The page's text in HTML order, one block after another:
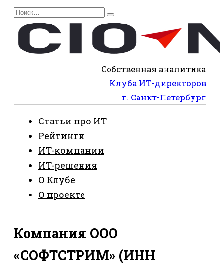
Перейти
содержанию
Search
for:
Собственная аналитика
Клуба ИТ-директоров
г. Санкт-Петербург
Статьи про ИТ
Рейтинги
ИТ-компании
ИТ-решения
О Клубе
О проекте
Компания ООО
«СОФТСТРИМ» (ИНН